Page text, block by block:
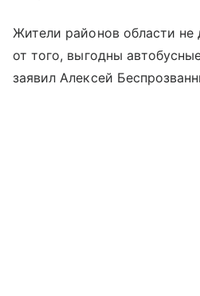
Жители районов области не
от того, выгодны
заявил Алексей